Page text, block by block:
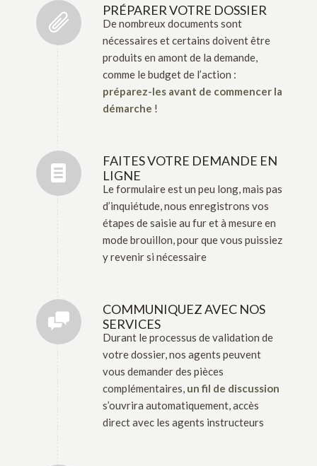
PRÉPARER VOTRE DOSSIER
De nombreux documents sont
nécessaires et certains doivent être
produits en amont de la demande,
comme le budget de l’action :
préparez-les avant de commencer la
démarche !
FAITES VOTRE DEMANDE EN
LIGNE
Le formulaire est un peu long, mais pas
d’inquiétude, nous enregistrons vos
étapes de saisie au fur et à mesure en
mode brouillon, pour que vous puissiez
y revenir si nécessaire
COMMUNIQUEZ AVEC NOS
SERVICES
Durant le processus de validation de
votre dossier, nos agents peuvent
vous demander des pièces
complémentaires, un fil de discussion
s’ouvrira automatiquement, accès
direct avec les agents instructeurs